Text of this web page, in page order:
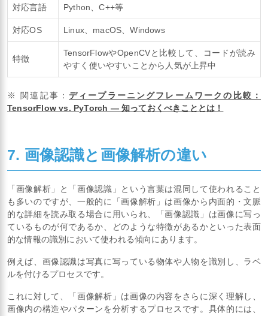
対応言語 Python、C++等
対応OS Linux、macOS、Windows
特徴
TensorFlowやOpenCVと比較して、コードが読み
やすく使いやすいことから人気が上昇中
※ 関連記事：ディープラーニングフレームワークの比較：
TensorFlow vs. PyTorch ― 知っておくべきこととは！
7. 画像認識と画像解析の違い
「画像解析」と「画像認識」という言葉は混同して使われること
も多いのですが、一般的に「画像解析」は画像から内面的・文脈
的な詳細を読み取る場合に用いられ、「画像認識」は画像に写っ
ているものが何であるか、どのような特徴があるかといった表面
的な情報の識別において使われる傾向にあります。
例えば、画像認識は写真に写っている物体や人物を識別し、ラベ
ルを付けるプロセスです。
これに対して、「画像解析」は画像の内容をさらに深く理解し、
画像内の構造やパターンを分析するプロセスです。具体的には、